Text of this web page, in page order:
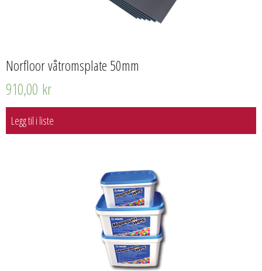
Norfloor våtromsplate 50mm
910,00 kr
Legg til i liste